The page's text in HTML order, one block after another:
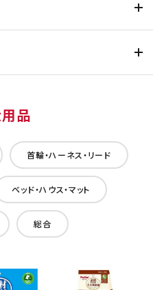
品
首輪・ハーネス・リード
ベッド・ハウス・マット
総合